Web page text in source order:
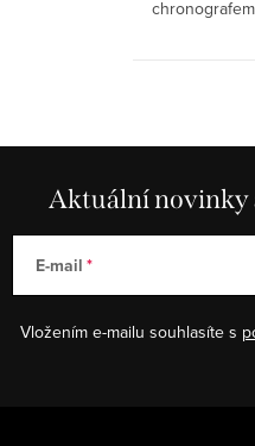
Aktuální novinky
E-mail
Vložením e-mailu souhlasíte s